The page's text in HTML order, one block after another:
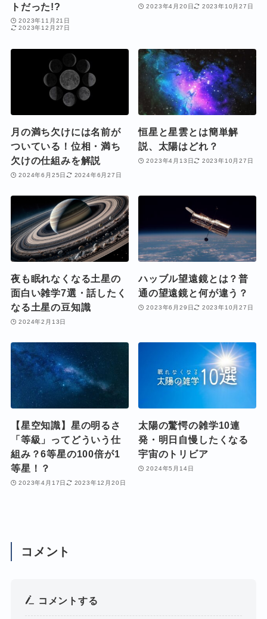
トだった!?
2023年11月21日
2023年12月27日
2023年4月20日 2023年10月27日
月の満ち欠けには名前が
ついている！位相・満ち
欠けの仕組みを解説
2024年6月25日 2024年6月27日
恒星と星雲とは簡単解
説、太陽はどれ？
2023年4月13日 2023年10月27日
夜も眠れなくなる土星の
面白い雑学7選・話したく
なる土星の豆知識
2024年2月13日
ハッブル望遠鏡とは？普
通の望遠鏡と何が違う？
2023年6月29日 2023年10月27日
【星空知識】星の明るさ
「等級」ってどういう仕
組み？6等星の100倍が1
等星！？
2023年4月17日 2023年12月20日
太陽の驚愕の雑学10連
発・明日自慢したくなる
宇宙のトリビア
2024年5月14日
コメント
コメントする